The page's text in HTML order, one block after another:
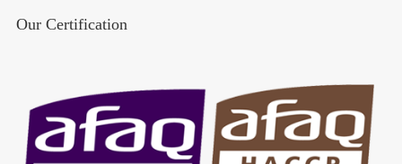
Our Certification